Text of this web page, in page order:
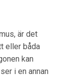
är det
eller båda
kan
i en annan